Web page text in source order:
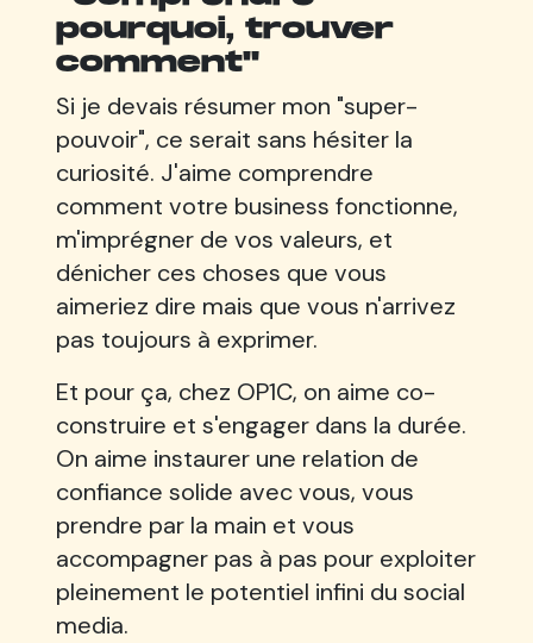
pourquoi, trouver
comment"
Si je devais résumer mon "super-
pouvoir", ce serait sans hésiter la
curiosité. J'aime comprendre
comment votre business fonctionne,
m'imprégner de vos valeurs, et
dénicher ces choses que vous
aimeriez dire mais que vous n'arrivez
pas toujours à exprimer.
Et pour ça, chez OP1C, on aime co-
construire et s'engager dans la durée.
On aime instaurer une relation de
confiance solide avec vous, vous
prendre par la main et vous
accompagner pas à pas pour exploiter
pleinement le potentiel infini du social
media.